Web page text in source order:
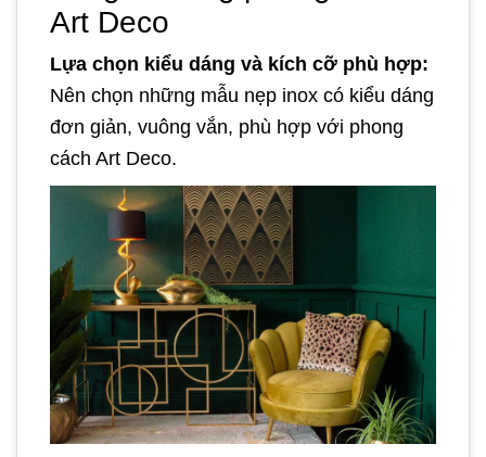
Art Deco
Lựa chọn kiểu dáng và kích cỡ phù hợp:
Nên chọn những mẫu nẹp inox có kiểu dáng
đơn giản, vuông vắn, phù hợp với phong
cách Art Deco.